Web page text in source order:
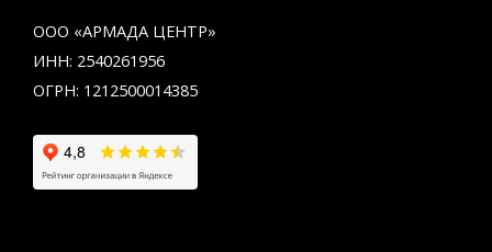
ООО «АРМАДА ЦЕНТР»
ИНН: 2540261956
ОГРН: 1212500014385